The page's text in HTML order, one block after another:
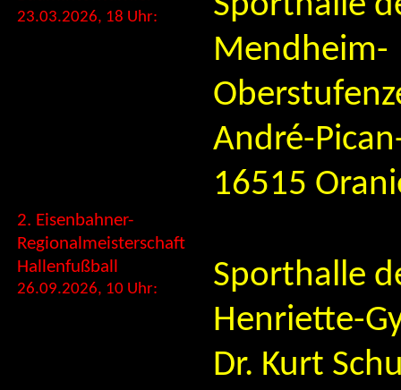
23.03.2026, 18 Uhr:
Mendheim-
André-
16515
2. Eisenbahner-
Regionalmeisterschaft
Hallenfußball
26.09.2026, 10 Uhr:
Sporthalle
Henriette-
Dr. Kurt